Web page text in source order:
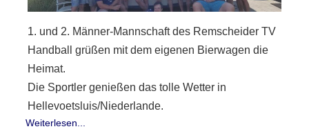
1. und 2. Männer-Mannschaft des Remscheider TV
Handball grüßen mit dem eigenen Bierwagen die
Heimat.
Die Sportler genießen das tolle Wetter in
Hellevoetsluis/Niederlande.
Weiterlesen...